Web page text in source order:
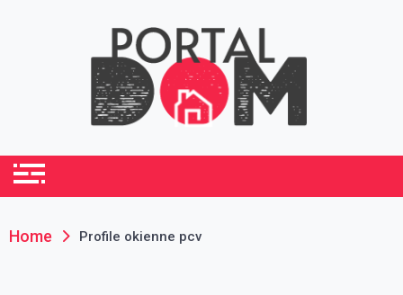
portaldom.com.pl
Home Profile okienne pcv